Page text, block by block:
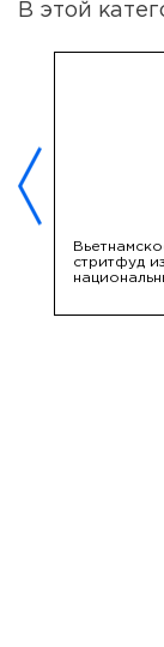
В этой
стритфуд